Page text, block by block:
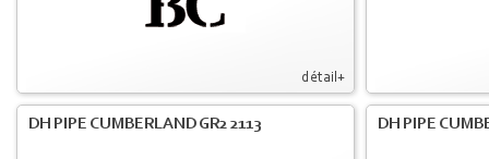
détail+
DH PIPE CUMBERLAND GR2 2113 DH PIPE